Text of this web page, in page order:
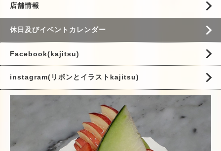
店舗情報
休日及びイベントカレンダー
Facebook(kajitsu)
instagram(リボンとイラストkajitsu)